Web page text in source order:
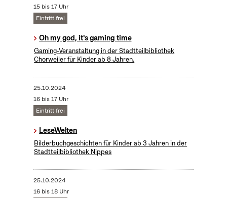
15 bis 17 Uhr
Eintritt frei
Oh my god, it's gaming time
Gaming-Veranstaltung in der Stadtteilbibliothek
Chorweiler für Kinder ab 8 Jahren.
25.10.2024
16 bis 17 Uhr
Eintritt frei
LeseWelten
Bilderbuchgeschichten für Kinder ab 3 Jahren in der
Stadtteilbibliothek Nippes
25.10.2024
16 bis 18 Uhr